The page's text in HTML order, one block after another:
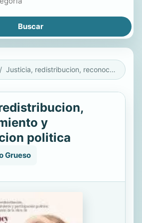
Justicia, redistribucion, reconocimiento y participacion politica
y
politica
Grueso